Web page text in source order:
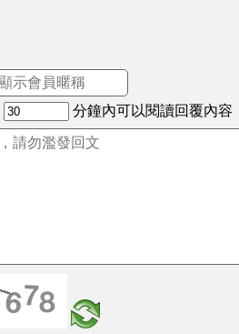
分鐘內可以閱讀回覆內容